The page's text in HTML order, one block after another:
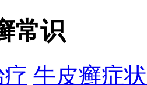
常识
牛皮癣症状